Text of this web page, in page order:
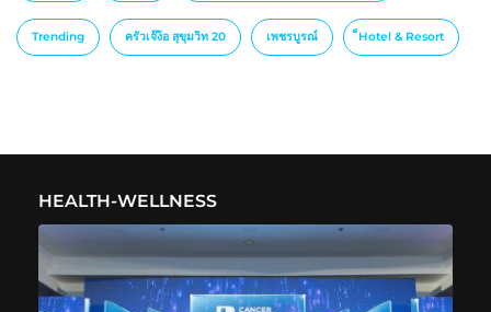
Trending ครัวเจ๊ง้อ สุขุมวิท 20 เพชรบูรณ์ ็Hotel & Resort
HEALTH-WELLNESS